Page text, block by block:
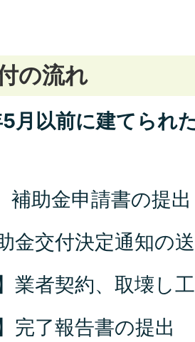
の流れ
5月以前に建てられ
補助金申請書の提出
金交付決定通知の
業者契約、取壊し
完了報告書の提出